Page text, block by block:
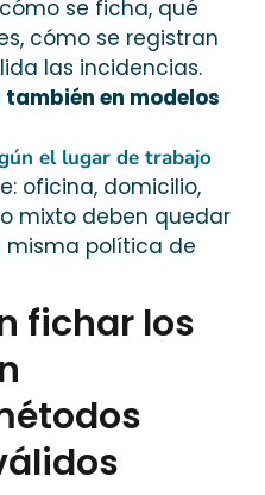
se ficha, qué
cómo se registran
las incidencias.
en modelos
el lugar de trabajo
oficina, domicilio,
mixto deben quedar
misma política de
fichar los